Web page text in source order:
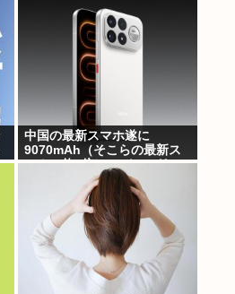
中国の最新スマホ遂に
9070mAh（そこらの最新ス
マホの約2倍）のバッテリー
を積んでしまうwww